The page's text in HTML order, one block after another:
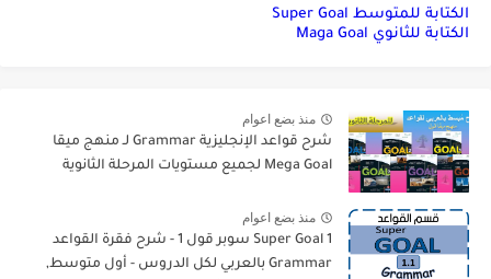
الكتابة للمتوسط Super Goal
الكتابة للثانوي Maga Goal
منذ بضع اعوام
شرح قواعد الإنجليزية Grammar لـ منهج ميقا
Mega Goal لجميع مستويات المرحلة الثانوية
منذ بضع اعوام
Super Goal 1 سوبر قول 1 - شرح فقرة القواعد
Grammar بالعربي لكل الدروس - أول متوسط,